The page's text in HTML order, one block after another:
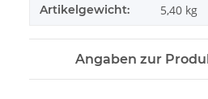
Artikelgewicht: 5,40 kg
Angaben zur